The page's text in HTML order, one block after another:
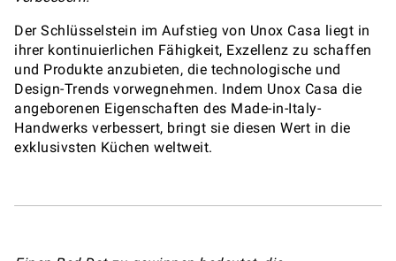
Der Schlüsselstein im Aufstieg von Unox Casa liegt in
ihrer kontinuierlichen Fähigkeit, Exzellenz zu schaffen
und Produkte anzubieten, die technologische und
Design-Trends vorwegnehmen. Indem Unox Casa die
angeborenen Eigenschaften des Made-in-Italy-
Handwerks verbessert, bringt sie diesen Wert in die
exklusivsten Küchen weltweit.